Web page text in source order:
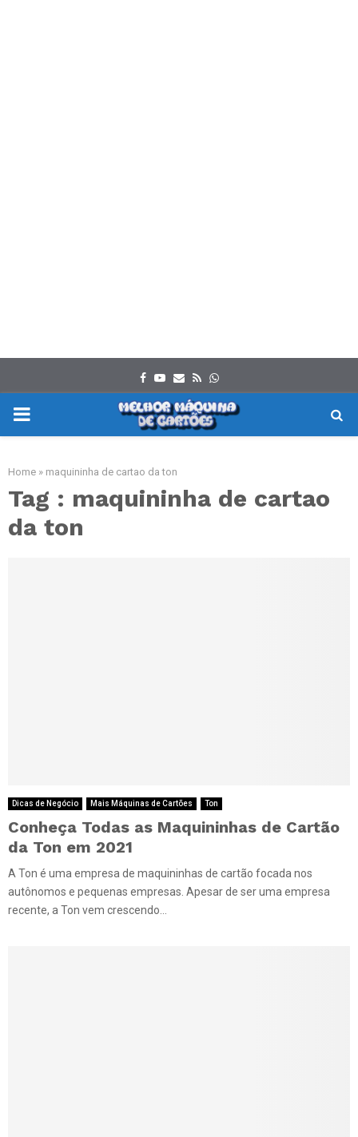
Facebook
Youtube
Email
RssWhatsapp
PRIMARY
Home » maquininha de cartao da ton
Tag : maquininha de cartao
da ton
Dicas de Negócio Mais Máquinas de Cartões Ton
Conheça Todas as Maquininhas de Cartão
da Ton em 2021
A Ton é uma empresa de maquininhas de cartão focada nos
autônomos e pequenas empresas. Apesar de ser uma empresa
recente, a Ton vem crescendo...